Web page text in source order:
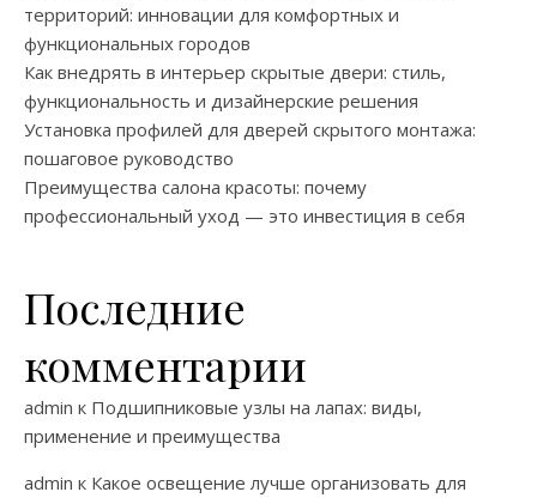
территорий: инновации для комфортных и
функциональных городов
Как внедрять в интерьер скрытые двери: стиль,
функциональность и дизайнерские решения
Установка профилей для дверей скрытого монтажа:
пошаговое руководство
Преимущества салона красоты: почему
профессиональный уход — это инвестиция в себя
Последние
комментарии
admin к Подшипниковые узлы на лапах: виды,
применение и преимущества
admin к Какое освещение лучше организовать для